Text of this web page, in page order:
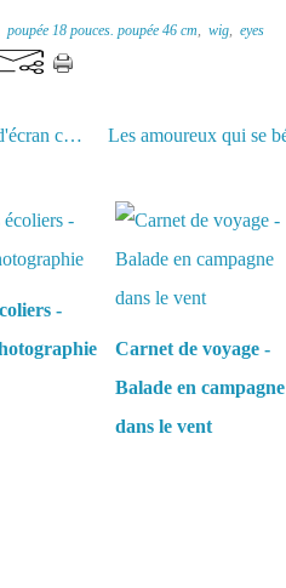
poupée 18 pouces. poupée 46 cm, wig, eyes
Charlotte dans les épervières + fond d'écran cadeau - Charlotte in the wild flowers + gift wallpaper
-
Carnet de voyage -
Balade en campagne
dans le vent